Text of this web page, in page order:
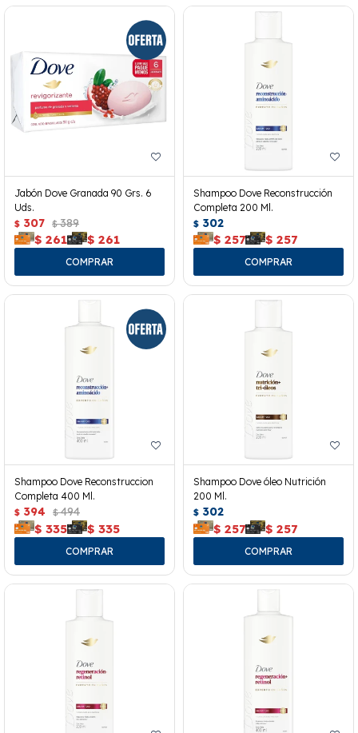
Jabón Dove Granada 90 Grs. 6
Uds.
$ 307 $ 389
$ 261 $ 261
Shampoo Dove Reconstrucción
Completa 200 Ml.
$ 302
$ 257 $ 257
Shampoo Dove Reconstruccion
Completa 400 Ml.
$ 394 $ 494
$ 335 $ 335
Shampoo Dove óleo Nutrición
200 Ml.
$ 302
$ 257 $ 257